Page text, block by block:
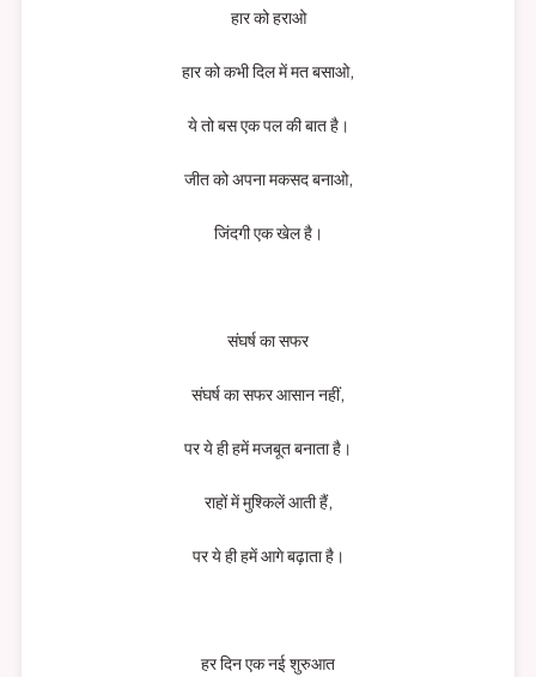
हार को हराओ
हार को कभी दिल में मत बसाओ,
ये तो बस एक पल की बात है।
जीत को अपना मकसद बनाओ,
जिंदगी एक खेल है।
संघर्ष का सफर
संघर्ष का सफर आसान नहीं,
पर ये ही हमें मजबूत बनाता है।
राहों में मुश्किलें आती हैं,
पर ये ही हमें आगे बढ़ाता है।
हर दिन एक नई शुरुआत